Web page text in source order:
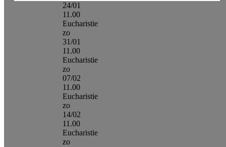
24/01
11.00
Eucharistie
zo
31/01
11.00
Eucharistie
zo
07/02
11.00
Eucharistie
zo
14/02
11.00
Eucharistie
zo